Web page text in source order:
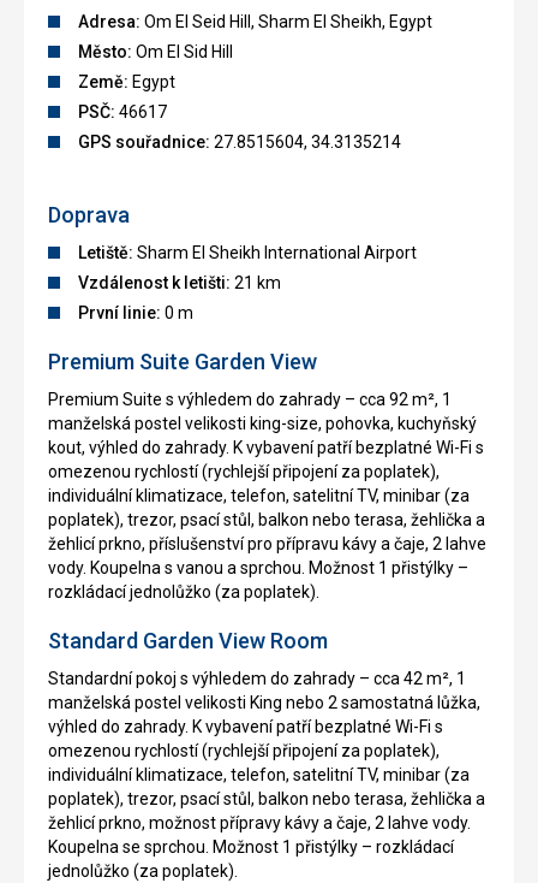
Adresa: Om El Seid Hill, Sharm El Sheikh, Egypt
Město: Om El Sid Hill
Země: Egypt
PSČ: 46617
GPS souřadnice: 27.8515604, 34.3135214
Doprava
Letiště: Sharm El Sheikh International Airport
Vzdálenost k letišti: 21 km
První linie: 0 m
Premium Suite Garden View
Premium Suite s výhledem do zahrady – cca 92 m², 1
manželská postel velikosti king-size, pohovka, kuchyňský
kout, výhled do zahrady. K vybavení patří bezplatné Wi-Fi s
omezenou rychlostí (rychlejší připojení za poplatek),
individuální klimatizace, telefon, satelitní TV, minibar (za
poplatek), trezor, psací stůl, balkon nebo terasa, žehlička a
žehlicí prkno, příslušenství pro přípravu kávy a čaje, 2 lahve
vody. Koupelna s vanou a sprchou. Možnost 1 přistýlky –
rozkládací jednolůžko (za poplatek).
Standard Garden View Room
Standardní pokoj s výhledem do zahrady – cca 42 m², 1
manželská postel velikosti King nebo 2 samostatná lůžka,
výhled do zahrady. K vybavení patří bezplatné Wi-Fi s
omezenou rychlostí (rychlejší připojení za poplatek),
individuální klimatizace, telefon, satelitní TV, minibar (za
poplatek), trezor, psací stůl, balkon nebo terasa, žehlička a
žehlicí prkno, možnost přípravy kávy a čaje, 2 lahve vody.
Koupelna se sprchou. Možnost 1 přistýlky – rozkládací
jednolůžko (za poplatek).